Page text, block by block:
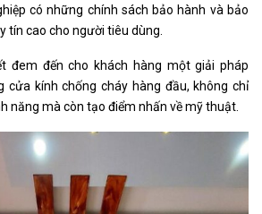
có những chính sách bảo hành và bảo
tín cao cho người tiêu dùng.
đem đến cho khách hàng một giải pháp
cửa kính chống cháy hàng đầu, không chỉ
năng mà còn tạo điểm nhấn về mỹ thuật.